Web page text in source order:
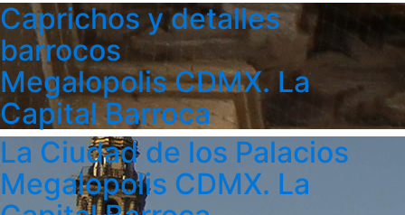
Caprichos y detalles
barrocos
Megalopolis CDMX. La
Capital Barroca
La Ciudad de los Palacios
Megalopolis CDMX. La